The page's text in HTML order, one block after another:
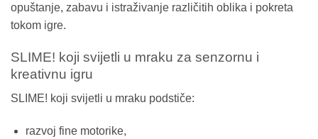
opuštanje, zabavu i istraživanje različitih oblika i pokreta
tokom igre.
SLIME! koji svijetli u mraku za senzornu i
kreativnu igru
SLIME! koji svijetli u mraku podstiče:
razvoj fine motorike,